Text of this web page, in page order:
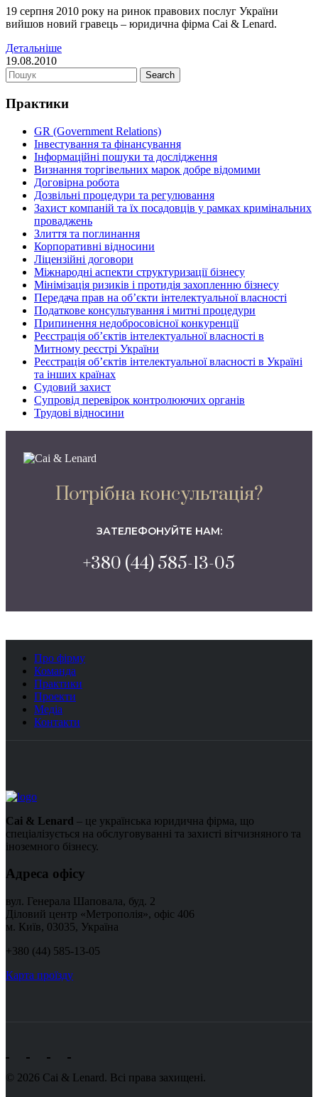
19 серпня 2010 року на ринок правових послуг України
вийшов новий гравець – юридична фірма Cai & Lenard.
Детальніше
19.08.2010
Практики
GR (Government Relations)
Інвестування та фінансування
Інформаційні пошуки та дослідження
Визнання торгівельних марок добре відомими
Договірна робота
Дозвільні процедури та регулювання
Захист компаній та їх посадовців у рамках кримінальних
проваджень
Злиття та поглинання
Корпоративні відносини
Ліцензійні договори
Міжнародні аспекти структуризації бізнесу
Мінімізація ризиків і протидія захопленню бізнесу
Передача прав на об’єкти інтелектуальної власності
Податкове консультування і митні процедури
Припинення недобросовісної конкуренції
Реєстрація об’єктів інтелектуальної власності в
Митному реєстрі України
Реєстрація об’єктів інтелектуальної власності в Україні
та інших країнах
Судовий захист
Супровід перевірок контролюючих органів
Трудові відносини
Потрібна консультація?
ЗАТЕЛЕФОНУЙТЕ НАМ:
+380 (44) 585-13-05
Про фірму
Команда
Практики
Проекти
Медіа
Контакти
Cai & Lenard – це українська юридична фірма, що
спеціалізується на обслуговуванні та захисті вітчизняного та
іноземного бізнесу.
Адреса офісу
вул. Генерала Шаповала, буд. 2
Діловий центр «Метрополія», офіс 406
м. Київ, 03035, Україна
+380 (44) 585-13-05
Карта проїзду
© 2026 Cai & Lenard. Всі права захищені.